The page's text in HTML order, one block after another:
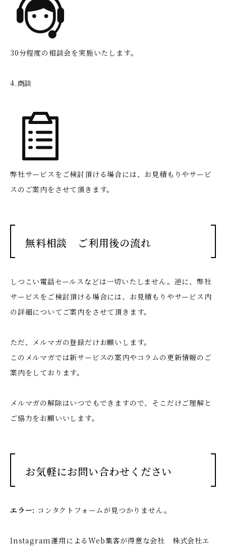
30分程度の相談会を実施いたします。
4.商談
弊社サービスをご検討頂ける場合には、お見積もりやサービ
スのご案内をさせて頂きます。
無料相談 ご利用後の流れ
しつこい電話セールスなどは一切いたしません。 逆に、弊社
サービスをご検討頂ける場合には、お見積もりやサービス内
の詳細についてご案内をさせて頂きます。
ただ、メルマガの登録だけお願いします。
このメルマガでは新サービスの案内やコラムの更新情報のご
案内をしております。
メルマガの解除はいつでもできますので、そこだけご理解と
ご協力をお願いいします。
お気軽にお問い合わせください
エラー: コンタクトフォームが見つかりません。
Instagram運用によるWeb集客が得意な会社 株式会社エ